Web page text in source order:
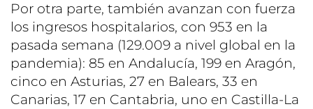
Por otra parte, también avanzan con fuerza
los ingresos hospitalarios, con 953 en la
pasada semana (129.009 a nivel global en la
pandemia): 85 en Andalucía, 199 en Aragón,
cinco en Asturias, 27 en Balears, 33 en
Canarias, 17 en Cantabria, uno en Castilla-La